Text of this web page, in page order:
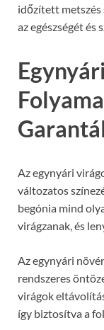
időzített metszés
az egészségét és
Az egynyári
változatos
begónia mind
virágzanak, és
Az egynyári
rendszeres
virágok
így biztosítva a